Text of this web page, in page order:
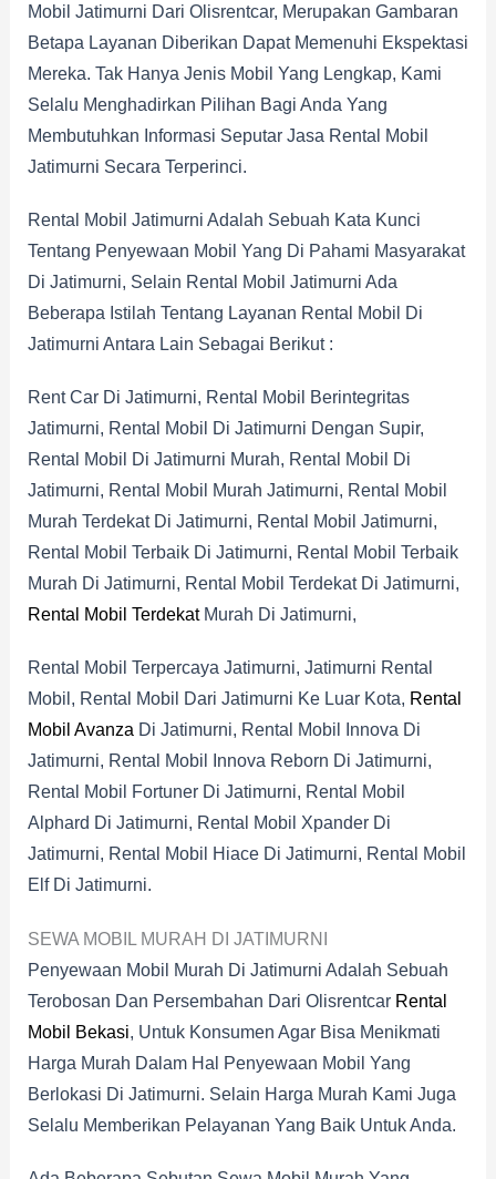
Mobil Jatimurni Dari Olisrentcar, Merupakan Gambaran
Betapa Layanan Diberikan Dapat Memenuhi Ekspektasi
Mereka. Tak Hanya Jenis Mobil Yang Lengkap, Kami
Selalu Menghadirkan Pilihan Bagi Anda Yang
Membutuhkan Informasi Seputar Jasa Rental Mobil
Jatimurni Secara Terperinci.
Rental Mobil Jatimurni Adalah Sebuah Kata Kunci
Tentang Penyewaan Mobil Yang Di Pahami Masyarakat
Di Jatimurni, Selain Rental Mobil Jatimurni Ada
Beberapa Istilah Tentang Layanan Rental Mobil Di
Jatimurni Antara Lain Sebagai Berikut :
Rent Car Di Jatimurni, Rental Mobil Berintegritas
Jatimurni, Rental Mobil Di Jatimurni Dengan Supir,
Rental Mobil Di Jatimurni Murah, Rental Mobil Di
Jatimurni, Rental Mobil Murah Jatimurni, Rental Mobil
Murah Terdekat Di Jatimurni, Rental Mobil Jatimurni,
Rental Mobil Terbaik Di Jatimurni, Rental Mobil Terbaik
Murah Di Jatimurni, Rental Mobil Terdekat Di Jatimurni,
Rental Mobil TerdekatMurah Di Jatimurni,
Rental Mobil Terpercaya Jatimurni, Jatimurni Rental
Mobil, Rental Mobil Dari Jatimurni Ke Luar Kota, Rental
Mobil Avanza Di Jatimurni, Rental Mobil Innova Di
Jatimurni, Rental Mobil Innova Reborn Di Jatimurni,
Rental Mobil Fortuner Di Jatimurni, Rental Mobil
Alphard Di Jatimurni, Rental Mobil Xpander Di
Jatimurni, Rental Mobil Hiace Di Jatimurni, Rental Mobil
Elf Di Jatimurni.
SEWA MOBIL MURAH DI JATIMURNI
Penyewaan Mobil Murah Di Jatimurni Adalah Sebuah
Terobosan Dan Persembahan Dari Olisrentcar Rental
Mobil Bekasi, Untuk Konsumen Agar Bisa Menikmati
Harga Murah Dalam Hal Penyewaan Mobil Yang
Berlokasi Di Jatimurni. Selain Harga Murah Kami Juga
Selalu Memberikan Pelayanan Yang Baik Untuk Anda.